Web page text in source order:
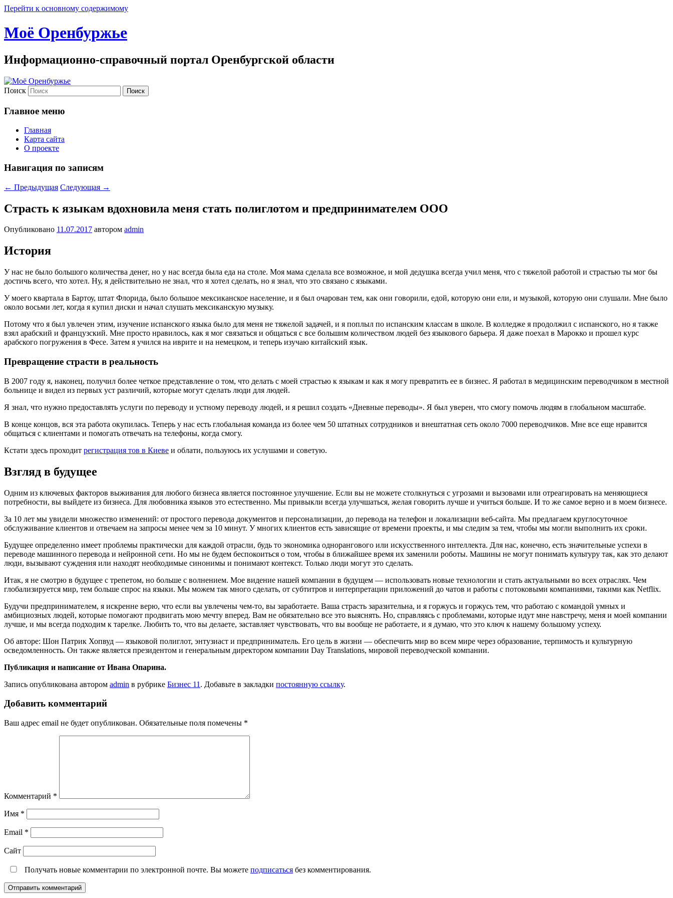
Перейти к основному содержимому
Моё Оренбуржье
Информационно-справочный портал Оренбургской области
Поиск
Главное меню
Главная
Карта сайта
О проекте
Навигация по записям
← Предыдущая Следующая →
Страсть к языкам вдохновила меня стать полиглотом и предпринимателем ООО
Опубликовано 11.07.2017 автором admin
История
У нас не было большого количества денег, но у нас всегда была еда на столе. Моя мама сделала все возможное, и мой дедушка всегда учил меня, что с тяжелой работой и страстью ты мог бы
достичь всего, что хотел. Ну, я действительно не знал, что я хотел сделать, но я знал, что это связано с языками.
У моего квартала в Бартоу, штат Флорида, было большое мексиканское население, и я был очарован тем, как они говорили, едой, которую они ели, и музыкой, которую они слушали. Мне было
около восьми лет, когда я купил диски и начал слушать мексиканскую музыку.
Потому что я был увлечен этим, изучение испанского языка было для меня не тяжелой задачей, и я поплыл по испанским классам в школе. В колледже я продолжил с испанского, но я также
взял арабский и французский. Мне просто нравилось, как я мог связаться и общаться с все большим количеством людей без языкового барьера. Я даже поехал в Марокко и прошел курс
арабского погружения в Фесе. Затем я учился на иврите и на немецком, и теперь изучаю китайский язык.
Превращение страсти в реальность
В 2007 году я, наконец, получил более четкое представление о том, что делать с моей страстью к языкам и как я могу превратить ее в бизнес. Я работал в медицинским переводчиком в местной
больнице и видел из первых уст различий, которые могут сделать люди для людей.
Я знал, что нужно предоставлять услуги по переводу и устному переводу людей, и я решил создать «Дневные переводы». Я был уверен, что смогу помочь людям в глобальном масштабе.
В конце концов, вся эта работа окупилась. Теперь у нас есть глобальная команда из более чем 50 штатных сотрудников и внештатная сеть около 7000 переводчиков. Мне все еще нравится
общаться с клиентами и помогать отвечать на телефоны, когда смогу.
Кстати здесь проходит регистрация тов в Киеве и облати, пользуюсь их услушами и советую.
Взгляд в будущее
Одним из ключевых факторов выживания для любого бизнеса является постоянное улучшение. Если вы не можете столкнуться с угрозами и вызовами или отреагировать на меняющиеся
потребности, вы выйдете из бизнеса. Для любовника языков это естественно. Мы привыкли всегда улучшаться, желая говорить лучше и учиться больше. И то же самое верно и в моем бизнесе.
За 10 лет мы увидели множество изменений: от простого перевода документов и персонализации, до перевода на телефон и локализации веб-сайта. Мы предлагаем круглосуточное
обслуживание клиентов и отвечаем на запросы менее чем за 10 минут. У многих клиентов есть зависящие от времени проекты, и мы следим за тем, чтобы мы могли выполнить их сроки.
Будущее определенно имеет проблемы практически для каждой отрасли, будь то экономика однорангового или искусственного интеллекта. Для нас, конечно, есть значительные успехи в
переводе машинного перевода и нейронной сети. Но мы не будем беспокоиться о том, чтобы в ближайшее время их заменили роботы. Машины не могут понимать культуру так, как это делают
люди, вызывают суждения или находят необходимые синонимы и понимают контекст. Только люди могут это сделать.
Итак, я не смотрю в будущее с трепетом, но больше с волнением. Мое видение нашей компании в будущем — использовать новые технологии и стать актуальными во всех отраслях. Чем
глобализируется мир, тем больше спрос на языки. Мы можем так много сделать, от субтитров и интерпретации приложений до чатов и работы с потоковыми компаниями, такими как Netflix.
Будучи предпринимателем, я искренне верю, что если вы увлечены чем-то, вы заработаете. Ваша страсть заразительна, и я горжусь и горжусь тем, что работаю с командой умных и
амбициозных людей, которые помогают продвигать мою мечту вперед. Вам не обязательно все это выяснять. Но, справляясь с проблемами, которые идут мне навстречу, меня и моей компании
лучше, и мы всегда подходим к тарелке. Любить то, что вы делаете, заставляет чувствовать, что вы вообще не работаете, и я думаю, что это ключ к нашему большому успеху.
Об авторе: Шон Патрик Хопвуд — языковой полиглот, энтузиаст и предприниматель. Его цель в жизни — обеспечить мир во всем мире через образование, терпимость и культурную
осведомленность. Он также является президентом и генеральным директором компании Day Translations, мировой переводческой компании.
Публикация и написание от Ивана Опарина.
Запись опубликована автором admin в рубрике Бизнес 11 . Добавьте в закладки постоянную ссылку.
Добавить комментарий
Ваш адрес email не будет опубликован. Обязательные поля помечены *
Комментарий *
Имя *
Email *
Сайт
Получать новые комментарии по электронной почте. Вы можете подписаться без комментирования.